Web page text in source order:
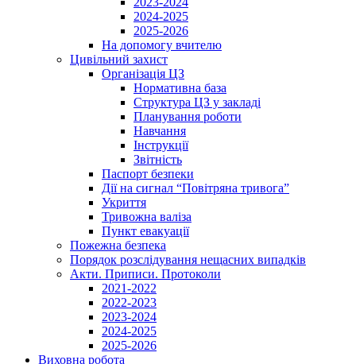
2024-2025
2025-2026
На допомогу вчителю
Цивільний захист
Організація ЦЗ
Нормативна база
Структура ЦЗ у закладі
Планування роботи
Навчання
Інструкції
Звітність
Паспорт безпеки
Дії на сигнал “Повітряна тривога”
Укриття
Тривожна валіза
Пункт евакуації
Пожежна безпека
Порядок розслідування нещасних випадків
Акти. Приписи. Протоколи
2021-2022
2022-2023
2023-2024
2024-2025
2025-2026
Виховна робота